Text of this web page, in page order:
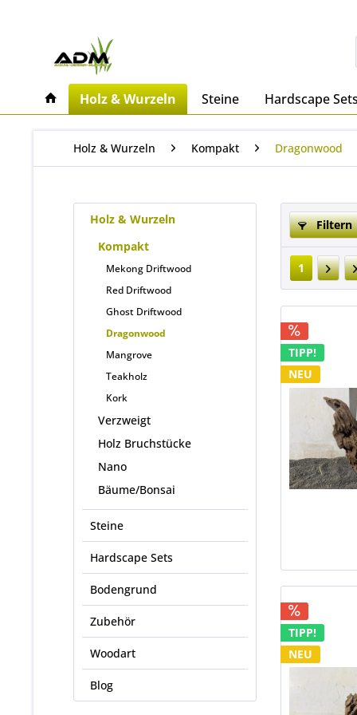
Holz & Wurzeln Steine Hardscape
Holz & Wurzeln Kompakt Dragonwood
Holz & Wurzeln
Kompakt
Mekong Driftwood
Red Driftwood
Ghost Driftwood
Dragonwood
Mangrove
Teakholz
Kork
Verzweigt
Holz Bruchstücke
Nano
Bäume/Bonsai
Steine
Hardscape Sets
Bodengrund
Zubehör
Woodart
Blog
Filtern
1
TIPP!
NEU
TIPP!
NEU